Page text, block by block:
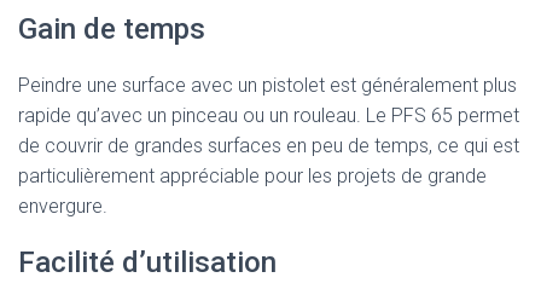
Gain de temps
Peindre une surface avec un pistolet est généralement plus
rapide qu’avec un pinceau ou un rouleau. Le PFS 65 permet
de couvrir de grandes surfaces en peu de temps, ce qui est
particulièrement appréciable pour les projets de grande
envergure.
Facilité d’utilisation